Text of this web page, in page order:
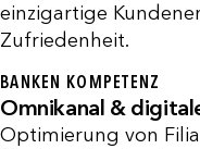
einzigartige
Zufriedenheit.
BANKEN KOMPETENZ
Omnikanal &
Optimierung von